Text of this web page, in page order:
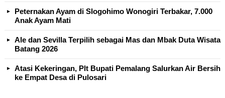
Peternakan Ayam di Slogohimo Wonogiri Terbakar, 7.000
Anak Ayam Mati
Ale dan Sevilla Terpilih sebagai Mas dan Mbak Duta Wisata
Batang 2026
Atasi Kekeringan, Plt Bupati Pemalang Salurkan Air Bersih
ke Empat Desa di Pulosari